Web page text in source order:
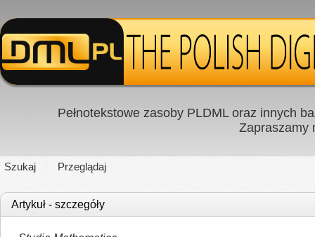
Pełnotekstowe zasoby PLDML oraz innych
Zapraszamy
Szukaj Przeglądaj
Artykuł - szczegóły